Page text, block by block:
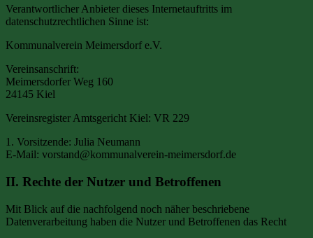
Verantwortlicher Anbieter dieses Internetauftritts im
datenschutzrechtlichen Sinne ist:
Kommunalverein Meimersdorf e.V.
Vereinsanschrift:
Meimersdorfer Weg 160
24145 Kiel
Vereinsregister Amtsgericht Kiel: VR 229
1. Vorsitzende: Julia Neumann
E-Mail: vorstand@kommunalverein-meimersdorf.de
II. Rechte der Nutzer und Betroffenen
Mit Blick auf die nachfolgend noch näher beschriebene
Datenverarbeitung haben die Nutzer und Betroffenen das Recht